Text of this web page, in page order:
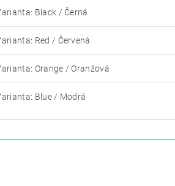
Black / Černá
Red / Červená
Orange / Oranžová
Blue / Modrá